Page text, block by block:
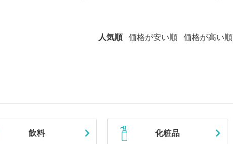
人気順 価格が安い順 価格が高い順
飲料 化粧品